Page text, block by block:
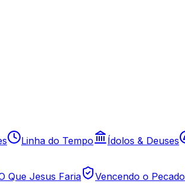
Linha do Tempo Ídolos & Deuses
Que Jesus Faria Vencendo o Pecado